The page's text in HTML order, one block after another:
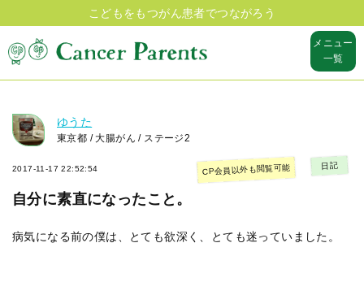
こどもをもつがん患者でつながろう
メニュー
一覧
ゆうた
東京都 / 大腸がん / ステージ2
2017-11-17 22:52:54
自分に素直になったこと。
CP会員以外も閲覧可能 日記
病気になる前の僕は、とても欲深く、とても迷っていました。